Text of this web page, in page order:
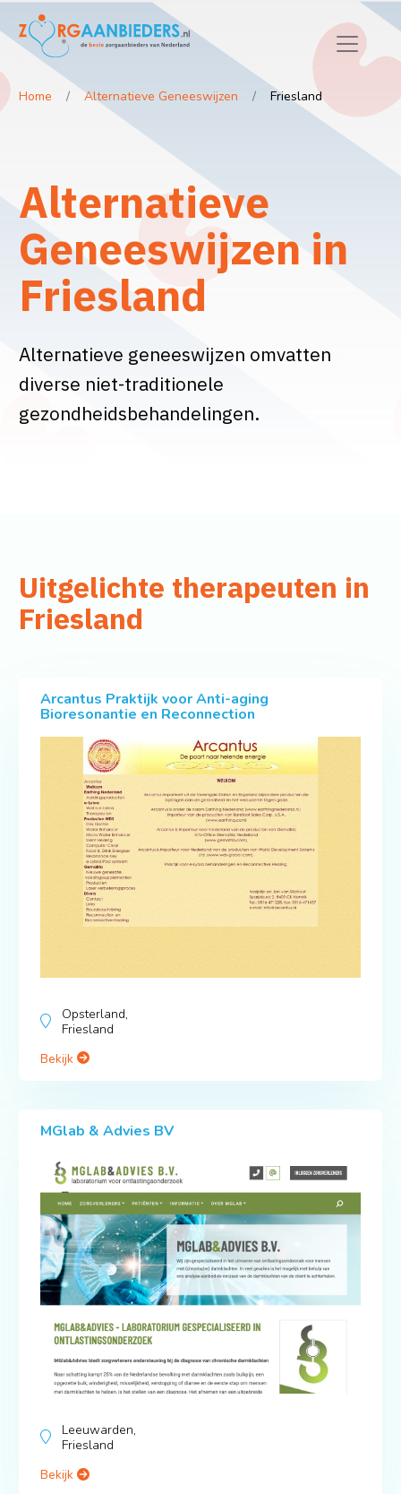
Home Alternatieve Geneeswijzen Friesland
Alternatieve
Geneeswijzen in
Friesland
Alternatieve geneeswijzen omvatten
diverse niet-traditionele
gezondheidsbehandelingen.
Uitgelichte therapeuten in
Friesland
Arcantus Praktijk voor Anti-aging
Bioresonantie en Reconnection
Opsterland,
Friesland
Bekijk
MGlab & Advies BV
Leeuwarden,
Friesland
Bekijk